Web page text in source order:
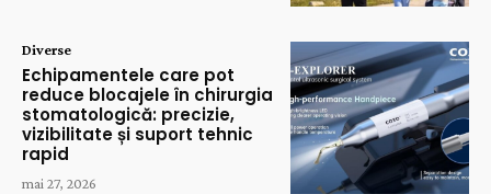
Diverse
Echipamentele care pot
reduce blocajele în chirurgia
stomatologică: precizie,
vizibilitate și suport tehnic
rapid
mai 27, 2026